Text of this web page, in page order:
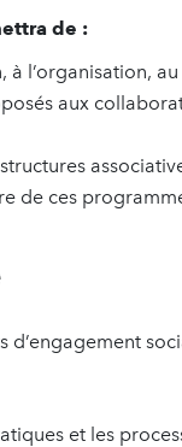
de :
l’organisation,
aux
de ces
d’engagement
et les